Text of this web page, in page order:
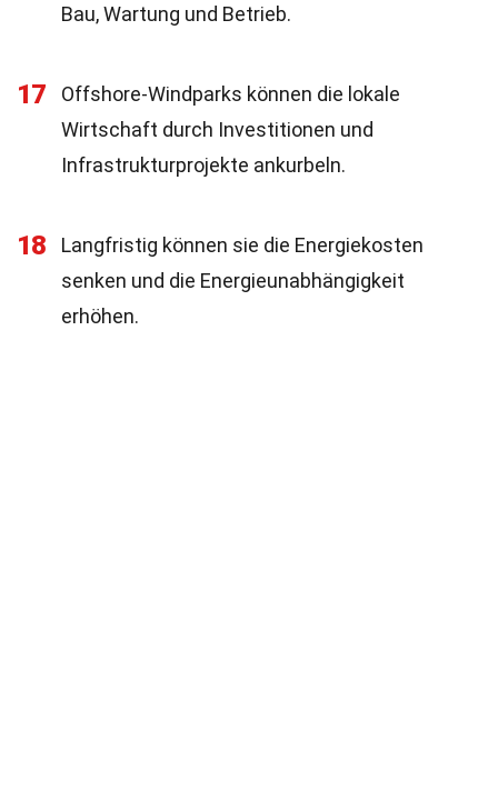
Bau, Wartung und Betrieb.
17
Offshore-Windparks können die lokale
Wirtschaft durch Investitionen und
Infrastrukturprojekte ankurbeln.
18
Langfristig können sie die Energiekosten
senken und die Energieunabhängigkeit
erhöhen.